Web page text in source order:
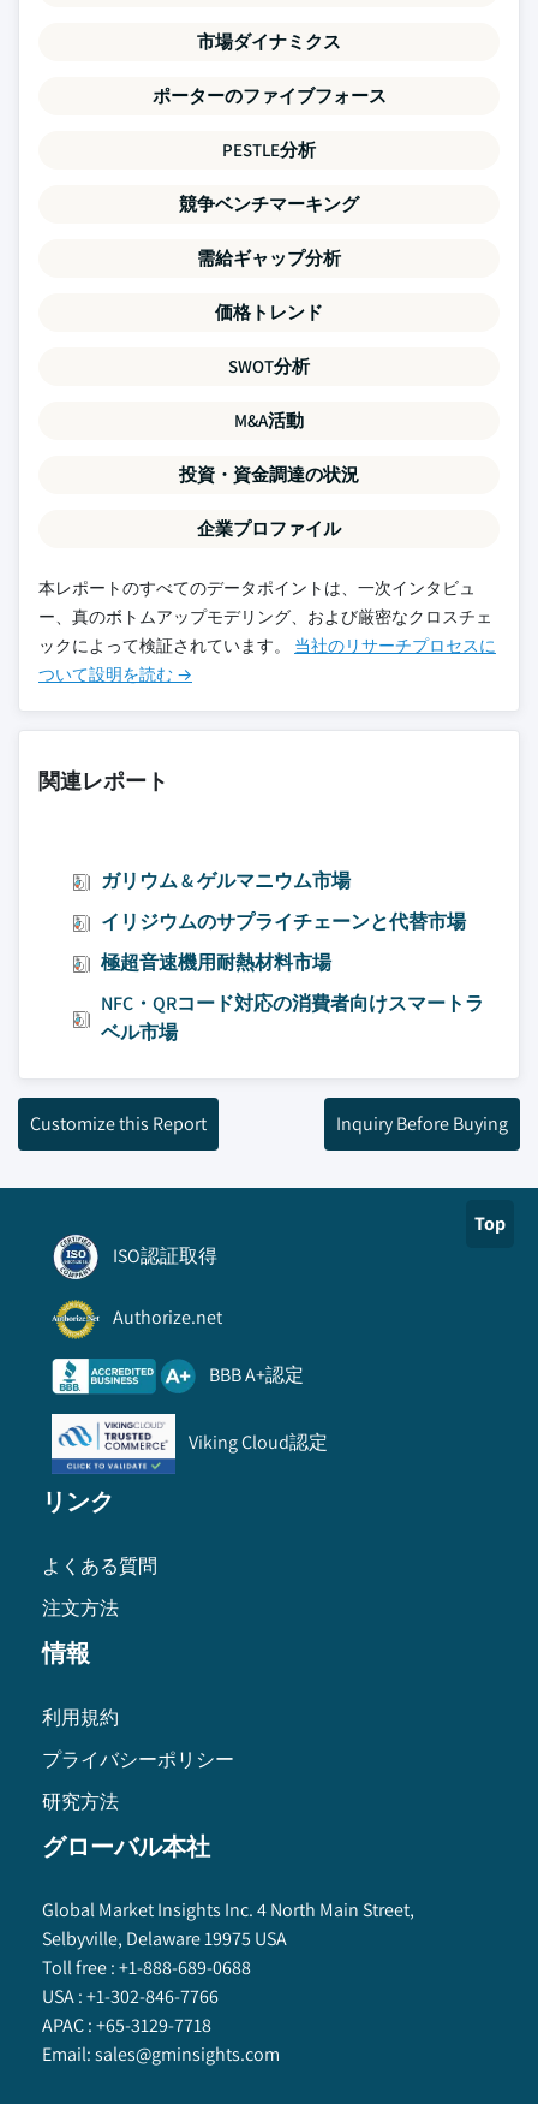
市場ダイナミクス
ポーターのファイブフォース
PESTLE分析
競争ベンチマーキング
需給ギャップ分析
価格トレンド
SWOT分析
M&A活動
投資・資金調達の状況
企業プロファイル
本レポートのすべてのデータポイントは、一次インタビュ
ー、真のボトムアップモデリング、および厳密なクロスチェ
ックによって検証されています。 当社のリサーチプロセスに
ついて設明を読む →
関連レポート
ガリウム & ゲルマニウム市場
イリジウムのサプライチェーンと代替市場
極超音速機用耐熱材料市場
NFC・QRコード対応の消費者向けスマートラ
ベル市場
Customize this Report Inquiry Before Buying
Top
ISO認証取得
Authorize.net
BBB A+認定
Viking Cloud認定
リンク
よくある質問
注文方法
情報
利用規約
プライバシーポリシー
研究方法
グローバル本社
Global Market Insights Inc. 4 North Main Street,
Selbyville, Delaware 19975 USA
Toll free :+1-888-689-0688
USA :+1-302-846-7766
APAC :+65-3129-7718
Email:sales@gminsights.com